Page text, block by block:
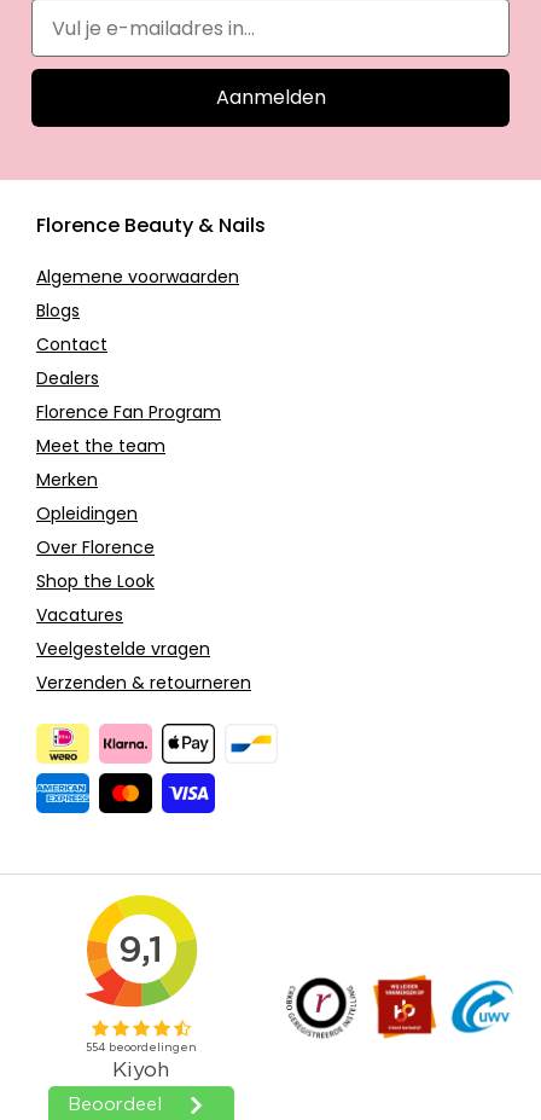
Aanmelden
Florence Beauty & Nails
Algemene voorwaarden
Blogs
Contact
Dealers
Florence Fan Program
Meet the team
Merken
Opleidingen
Over Florence
Shop the Look
Vacatures
Veelgestelde vragen
Verzenden & retourneren